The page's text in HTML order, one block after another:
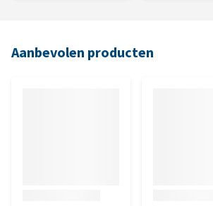
Aanbevolen producten